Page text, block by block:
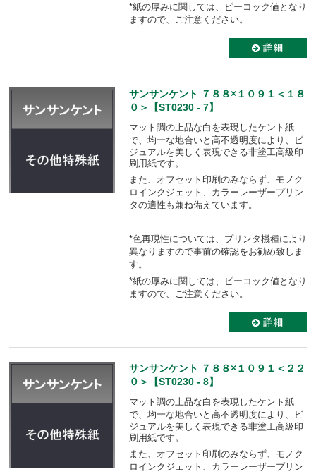
*紙の厚みに関しては、ピーコック値となり
ますので、ご注意ください。
サンサンケント ７８８×１０９１＜１８
０＞【ST0230 - 7】
マット調の上品な白を表現したケント紙
で、均一な地合いと高不透明度により、
ビ
ジュアルを美しく表現できる非塗工高級印
刷用紙です。
また、オフセット印刷のみならず、モノク
ロインクジェット、カラーレーザープリン
タの適性も兼ね備えています。
*色再現性については、プリンタ機種により
異なりますので事前の確認をお勧め致しま
す。
*紙の厚みに関しては、ピーコック値となり
ますので、ご注意ください。
サンサンケント ７８８×１０９１＜２２
０＞【ST0230 - 8】
マット調の上品な白を表現したケント紙
で、均一な地合いと高不透明度により、
ビ
ジュアルを美しく表現できる非塗工高級印
刷用紙です。
また、オフセット印刷のみならず、モノク
ロインクジェット、カラーレーザープリン